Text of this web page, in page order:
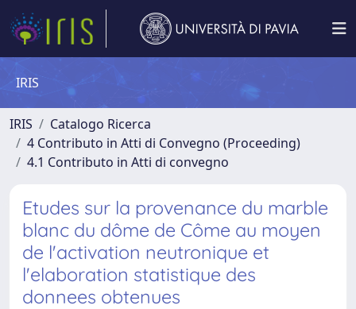
IRIS
IRIS
Catalogo Ricerca
4 Contributo in Atti di Convegno (Proceeding)
4.1 Contributo in Atti di convegno
Etudes sur la provenance du marble
blanc du dôme de Côme au moyen
de l'activation neutronique et
l'elaboration statistique des
donnees obtenues